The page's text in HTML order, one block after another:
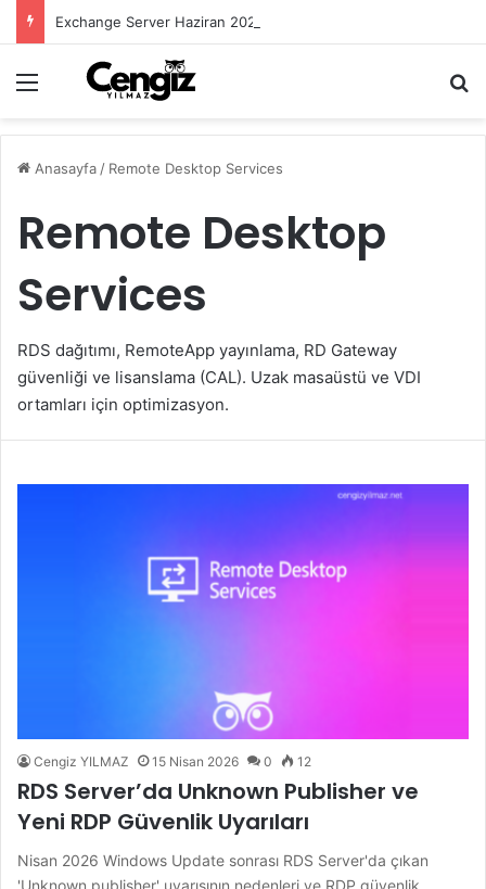
Menü
Anasayfa / Remote Desktop Services
Remote Desktop
Services
RDS dağıtımı, RemoteApp yayınlama, RD Gateway
güvenliği ve lisanslama (CAL). Uzak masaüstü ve VDI
ortamları için optimizasyon.
Cengiz YILMAZ 15 Nisan 2026 0 12
RDS Server’da Unknown Publisher ve
Yeni RDP Güvenlik Uyarıları
Nisan 2026 Windows Update sonrası RDS Server'da çıkan
'Unknown publisher' uyarısının nedenleri ve RDP güvenlik